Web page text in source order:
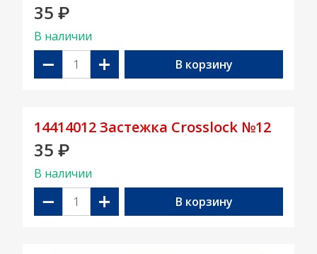
35 ₽
В наличии
− + В корзину
14414012 Застежка Crosslock №12
35 ₽
В наличии
− + В корзину